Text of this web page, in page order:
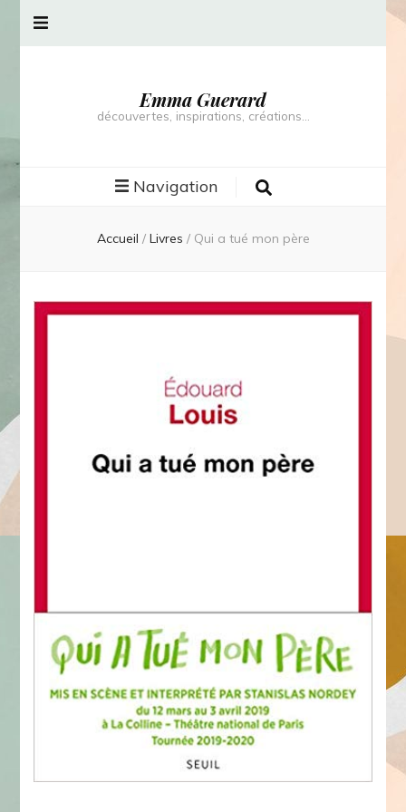
Emma Guerard
découvertes, inspirations, créations…
Navigation
Accueil / Livres / Qui a tué mon père